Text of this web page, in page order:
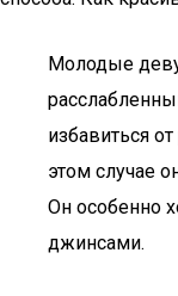
Молодые
избавиться
этом случае
Он особенно
джинсами.